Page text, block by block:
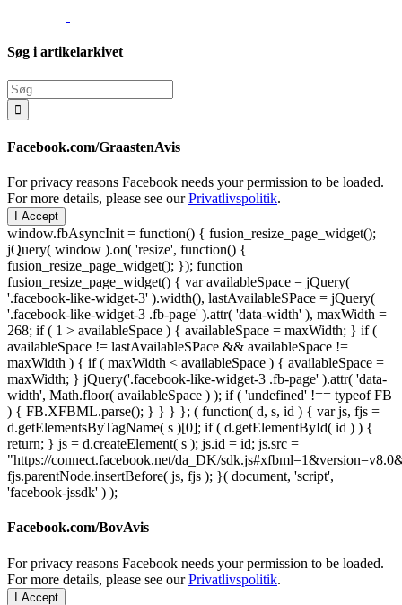
Søg i artikelarkivet
Søg
efter:
Facebook.com/GraastenAvis
For privacy reasons Facebook needs your permission to be loaded.
For more details, please see ourPrivatlivspolitik.
I Accept
window.fbAsyncInit = function() { fusion_resize_page_widget();
jQuery( window ).on( 'resize', function() {
fusion_resize_page_widget(); }); function
fusion_resize_page_widget() { var availableSpace = jQuery(
'.facebook-like-widget-3' ).width(), lastAvailableSPace = jQuery(
'.facebook-like-widget-3 .fb-page' ).attr( 'data-width' ), maxWidth =
268; if ( 1 > availableSpace ) { availableSpace = maxWidth; } if (
availableSpace != lastAvailableSPace && availableSpace !=
maxWidth ) { if ( maxWidth < availableSpace ) { availableSpace =
maxWidth; } jQuery('.facebook-like-widget-3 .fb-page' ).attr( 'data-
width', Math.floor( availableSpace ) ); if ( 'undefined' !== typeof FB
) { FB.XFBML.parse(); } } } }; ( function( d, s, id ) { var js, fjs =
d.getElementsByTagName( s )[0]; if ( d.getElementById( id ) ) {
return; } js = d.createElement( s ); js.id = id; js.src =
"https://connect.facebook.net/da_DK/
fjs.parentNode.insertBefore( js, fjs ); }( document, 'script',
'facebook-jssdk' ) );
Facebook.com/BovAvis
For privacy reasons Facebook needs your permission to be loaded.
For more details, please see ourPrivatlivspolitik.
I Accept